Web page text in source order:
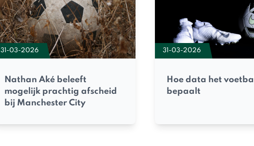
31-03-2026
Nathan Aké beleeft
mogelijk prachtig afscheid
bij Manchester City
31-03-2026
Hoe data het voetbal
bepaalt